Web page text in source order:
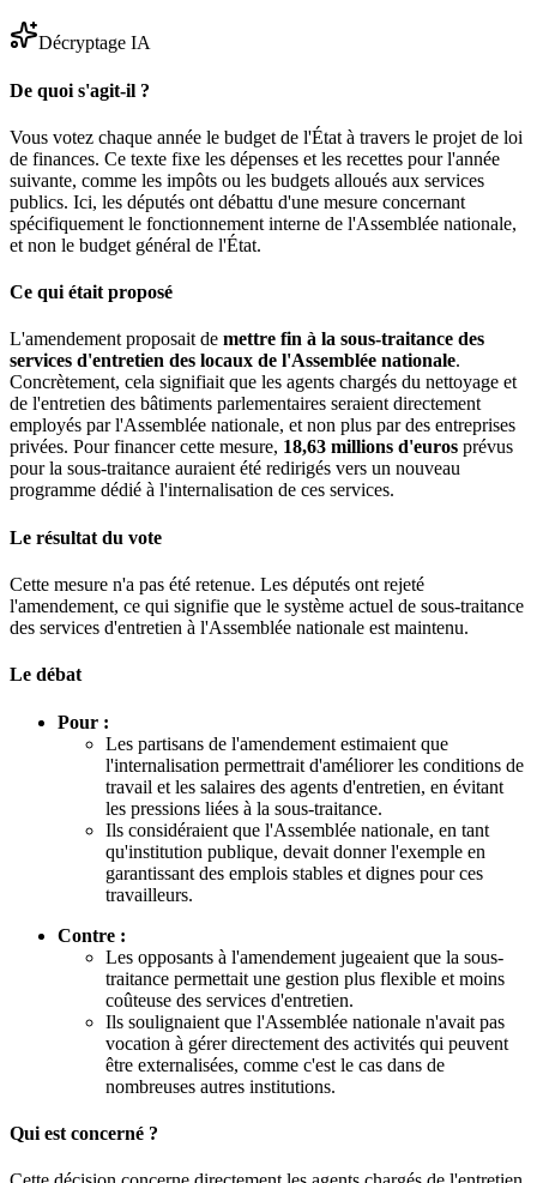
Décryptage IA
De quoi s'agit-il ?
Vous votez chaque année le budget de l'État à travers le projet de loi
de finances. Ce texte fixe les dépenses et les recettes pour l'année
suivante, comme les impôts ou les budgets alloués aux services
publics. Ici, les députés ont débattu d'une mesure concernant
spécifiquement le fonctionnement interne de l'Assemblée nationale,
et non le budget général de l'État.
Ce qui était proposé
L'amendement proposait de mettre fin à la sous-traitance des
services d'entretien des locaux de l'Assemblée nationale.
Concrètement, cela signifiait que les agents chargés du nettoyage et
de l'entretien des bâtiments parlementaires seraient directement
employés par l'Assemblée nationale, et non plus par des entreprises
privées. Pour financer cette mesure, 18,63 millions d'euros prévus
pour la sous-traitance auraient été redirigés vers un nouveau
programme dédié à l'internalisation de ces services.
Le résultat du vote
Cette mesure n'a pas été retenue. Les députés ont rejeté
l'amendement, ce qui signifie que le système actuel de sous-traitance
des services d'entretien à l'Assemblée nationale est maintenu.
Le débat
Pour :
Les partisans de l'amendement estimaient que
l'internalisation permettrait d'améliorer les conditions de
travail et les salaires des agents d'entretien, en évitant
les pressions liées à la sous-traitance.
Ils considéraient que l'Assemblée nationale, en tant
qu'institution publique, devait donner l'exemple en
garantissant des emplois stables et dignes pour ces
travailleurs.
Contre :
Les opposants à l'amendement jugeaient que la sous-
traitance permettait une gestion plus flexible et moins
coûteuse des services d'entretien.
Ils soulignaient que l'Assemblée nationale n'avait pas
vocation à gérer directement des activités qui peuvent
être externalisées, comme c'est le cas dans de
nombreuses autres institutions.
Qui est concerné ?